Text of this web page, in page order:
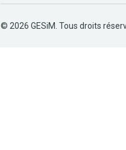
© 2026 GESiM. Tous droits